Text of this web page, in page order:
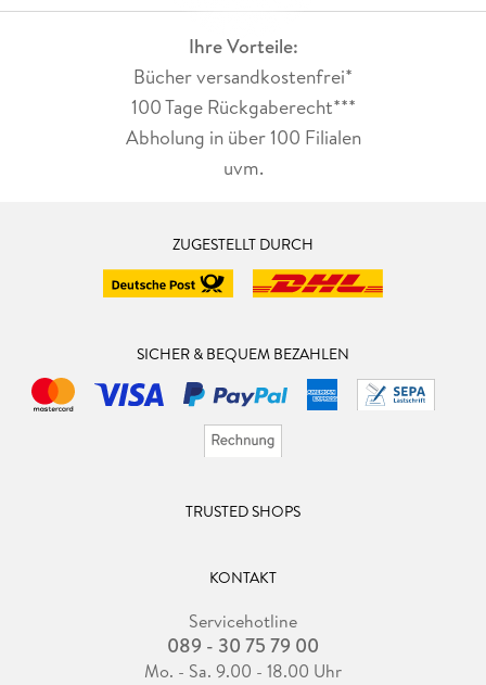
Ihre Vorteile:
Bücher versandkostenfrei*
100 Tage Rückgaberecht***
Abholung in über 100 Filialen
uvm.
ZUGESTELLT DURCH
SICHER & BEQUEM BEZAHLEN
TRUSTED SHOPS
KONTAKT
Servicehotline
089 - 30 75 79 00
Mo. - Sa. 9.00 - 18.00 Uhr